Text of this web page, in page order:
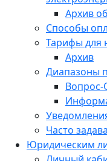
Архив
Способы
Тарифы для
Архив
Диапазоны
Вопрос-
Часто
Юридическим